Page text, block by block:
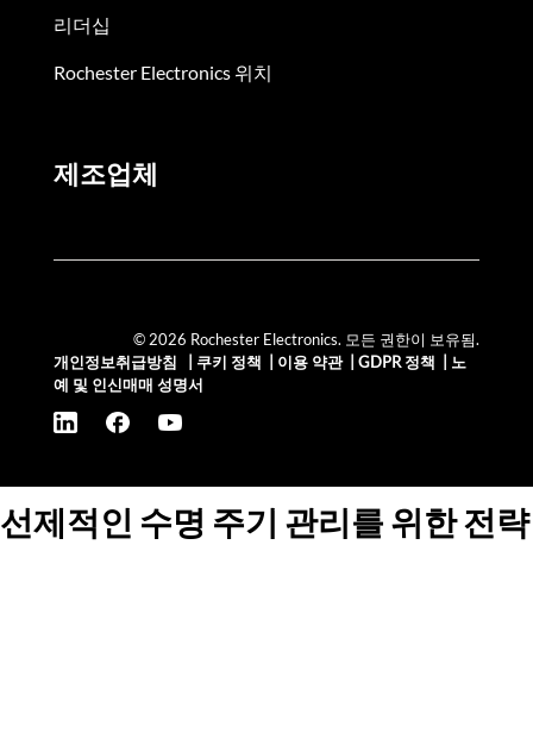
리더십
Rochester Electronics 위치
제조업체
© 2026 Rochester Electronics. 모든 권한이 보유됨.
개인정보취급방침
쿠키 정책 이용 약관| GDPR 정책
노
예 및 인신매매 성명서
선제적인 수명 주기 관리를 위한 전략